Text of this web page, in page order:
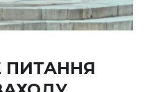
ПИТАННЯ